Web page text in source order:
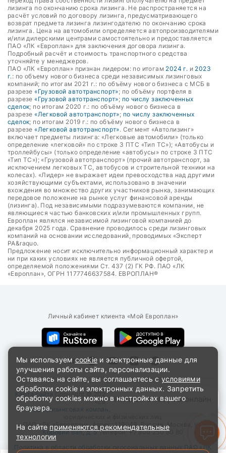
лизинга по окончанию срока лизинга. Не распространяется на
расчёт условий по договору лизинга, предусматривающего
возврат предмета лизинга лизингодателю по окончанию срока
лизинга. Цена на автомобили определяется автопроизводителями
и/или дилерскими центрами самостоятельно и предоставляется
ПАО «ЛК «Европлан» для заключения договора лизинга.
Подробный расчёт и стоимость транспортного средства
уточняйте у менеджеров.
ПАО «ЛК «Европлан» признан лидером: по итогам 2024 г. и 2023
г.: по объему нового бизнеса среди независимых лизинговых
компаний; по итогам 2021 г.: по объёму нового бизнеса с МСБ в
разрезе «Грузовой автотранспорт»; по объёму портфеля в
разрезе «Грузовой автотранспорт»; по числу заключенных
сделок; по итогам 2020 г.: по объёму нового бизнеса в
разрезе «Легковой автотранспорт»; по числу заключенных
сделок; по итогам 2019 г.: по объёму нового бизнеса в
разрезе «Легковой автотранспорт». Сегмент «Автолизинг»
включает предметы лизинга: «Легковые автомобили» (только
определение «легковой» по строке 3 ПТС «Тип ТС»); «Автобусы и
троллейбусы» (только определение «автобусы» по строке 3 ПТС
«Тип ТС»); «Грузовой автотранспорт» (прочий автотранспорт, за
исключением легковых ТС, автобусов и строительной техники на
колесах). «Лидер» не выражает идеи превосходства над другими
хозяйствующими субъектами, использовано в значении
вхождения во множество других участников рынка, занимающих
передовое положение на рынке услуг финансовой аренды
(лизинга). Под независимыми подразумеваются компании, не
являющиеся частью банковских и/или промышленных групп.
Европлан являлся независимой лизинговой компанией до
декабря 2025 года. Сравнение проводилось среди лизинговых
компаний на основании исследований, проводимых «Эксперт
РА&raquo.
Предложение носит исключительно информационный характер и
ни при каких условиях не является публичной офертой,
определяемой положениями Ст. 437 (2) ГК РФ. ПАО «ЛК
«Европлан», ОГРН 1177746637584. ЕВРОПЛАН®
Мы используем cookie и электронные данные для
улучшения работы сайта, персонализации.
Оставаясь на сайте, вы соглашаетесь с условиями
обработки cookie и электронных данных. Запретить
обработку cookies можно в настройках вашего
браузера.
На сайте применяются рекомендательные
технологии
Карта сайта
Copyright © 2026. Все права защищены. ПАО «ЛК
«Европлан»
ПАО «Лизинговая компания «Европлан»»
ПАО «ЛК «Европлан», Адрес:119049,Россия ,Москва
Коровий Вал, д. 5 Телефон:+7 800 250 80 80
Политика в области обработки персональных данных ПАО «ЛК
Личный кабинет клиента «Мой Европлан»
Напишите нам, мы онлайн